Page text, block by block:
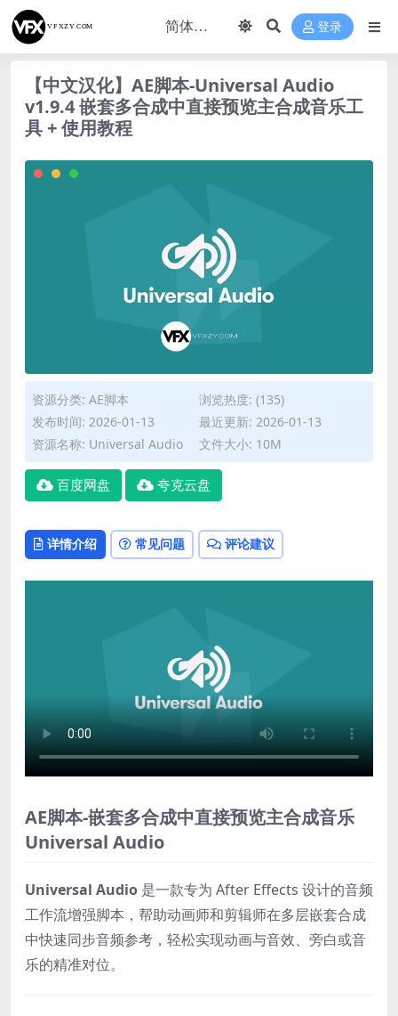
登录
【中文汉化】AE脚本-Universal Audio
v1.9.4 嵌套多合成中直接预览主合成音乐工
具 + 使用教程
资源分类: AE脚本
浏览热度: (135)
发布时间: 2026-01-13
最近更新: 2026-01-13
资源名称: Universal Audio
文件大小: 10M
百度网盘 夸克云盘
详情介绍 常见问题 评论建议
AE脚本-嵌套多合成中直接预览主合成音乐
Universal Audio
Universal Audio 是一款专为 After Effects 设计的音频
工作流增强脚本，帮助动画师和剪辑师在多层嵌套合成
中快速同步音频参考，轻松实现动画与音效、旁白或音
乐的精准对位。